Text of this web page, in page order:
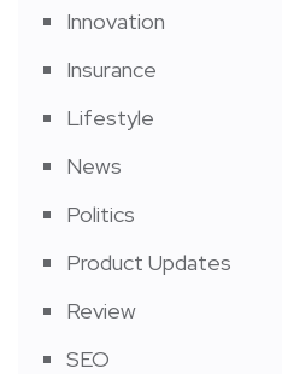
Innovation
Insurance
Lifestyle
News
Politics
Product Updates
Review
SEO